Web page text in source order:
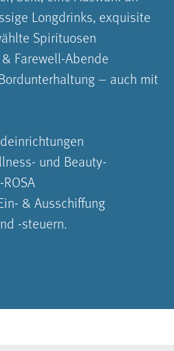
Longdrinks, exquisite
Spirituosen
Farewell-Abende
– auch mit
und Beauty-
& Ausschiffung
-steuern.